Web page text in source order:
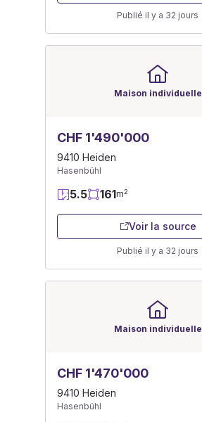
Publié il y a 32 jours
Maison individuelle
CHF 1'490'000
9410 Heiden
Hasenbühl
5.5 161m2
Voir la source
Publié il y a 32 jours
Maison individuelle
CHF 1'470'000
9410 Heiden
Hasenbühl